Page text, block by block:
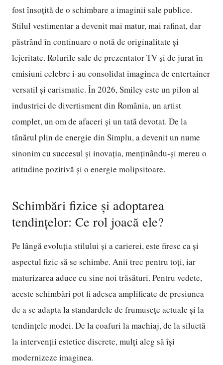
fost însoțită de o schimbare a imaginii sale publice.
Stilul vestimentar a devenit mai matur, mai rafinat, dar
păstrând în continuare o notă de originalitate și
lejeritate. Rolurile sale de prezentator TV și de jurat în
emisiuni celebre i-au consolidat imaginea de entertainer
versatil și carismatic. În 2026, Smiley este un pilon al
industriei de divertisment din România, un artist
complet, un om de afaceri și un tată devotat. De la
tânărul plin de energie din Simplu, a devenit un nume
sinonim cu succesul și inovația, menținându-și mereu o
atitudine pozitivă și o energie molipsitoare.
Schimbări fizice și adoptarea
tendințelor: Ce rol joacă ele?
Pe lângă evoluția stilului și a carierei, este firesc ca și
aspectul fizic să se schimbe. Anii trec pentru toți, iar
maturizarea aduce cu sine noi trăsături. Pentru vedete,
aceste schimbări pot fi adesea amplificate de presiunea
de a se adapta la standardele de frumusețe actuale și la
tendințele modei. De la coafuri la machiaj, de la siluetă
la intervenții estetice discrete, mulți aleg să își
modernizeze imaginea.